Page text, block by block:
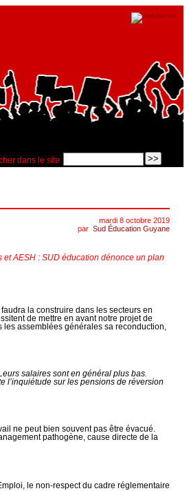
dans le site
mardi 8 octobre 2019
par Sud Éducation Guyane
AESH : SUD éducation dénonce un plan
la construire dans les secteurs en
de mettre en avant notre projet de
les assemblées générales sa reconduction,
salaires sont en général plus bas.
l’inquiétude sur les pensions de réversion
ne peut bien souvent pas être évacué.
pathogène, cause directe de la
le non-respect du cadre réglementaire